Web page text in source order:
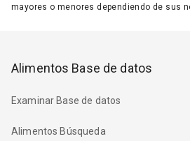
mayores o menores dependiendo de sus
Alimentos Base de datos
Examinar Base de datos
Alimentos Búsqueda